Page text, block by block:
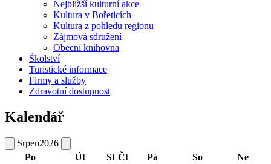
Nejbližší kulturní akce
Kultura v Bořeticích
Kultura z pohledu regionu
Zájmová sdružení
Obecní knihovna
Školství
Turistické informace
Firmy a služby
Zdravotní dostupnost
Kalendář
Srpen2026
Po
Út St Čt Pá So Ne